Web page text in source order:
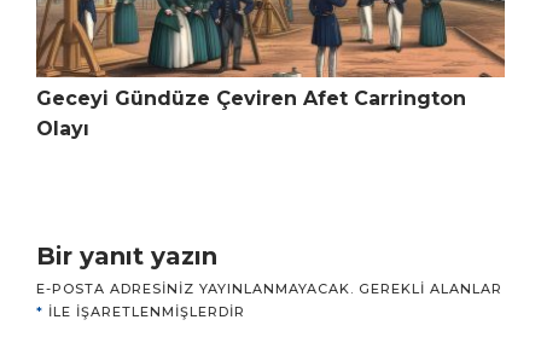
Geceyi Gündüze Çeviren Afet Carrington
Olayı
Bir yanıt yazın
E-POSTA ADRESINIZ YAYINLANMAYACAK. GEREKLI ALANLAR
* ILE IŞARETLENMIŞLERDIR